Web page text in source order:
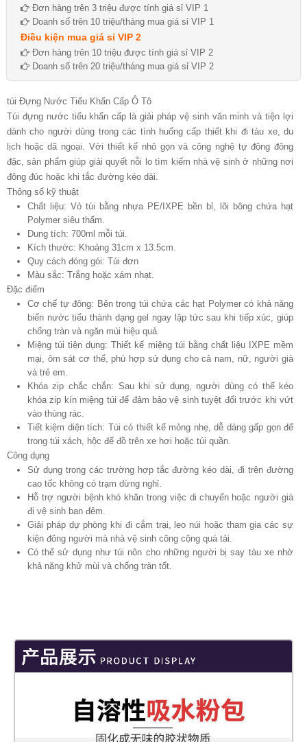
Đơn hàng trên 3 triệu được tính giá sỉ VIP 1
Doanh số trên 10 triệu/tháng mua giá sỉ VIP 1
Điều kiện mua giá sỉ VIP 2
Đơn hàng trên 10 triệu được tính giá sỉ VIP 2
Doanh số trên 20 triệu/tháng mua giá sỉ VIP 2
túi Đựng Nước Tiểu Khẩn Cấp Ô Tô
Túi đựng nước tiểu khẩn cấp là giải pháp vệ sinh văn minh và tiện lợi
dành cho người dùng trong các tình huống cấp thiết khi đi tàu xe, du
lịch hoặc dã ngoại. Với thiết kế nhỏ gọn và công nghệ tự động đông
đặc, sản phẩm giúp giải quyết nỗi lo tìm kiếm nhà vệ sinh ở những nơi
đông đúc hoặc khi tắc đường kéo dài.
Thông số kỹ thuật
Chất liệu: Vỏ túi bằng nhựa PE/IXPE bền bỉ, lõi bông chứa hạt
Polymer siêu thấm.
Dung tích: 700ml mỗi túi.
Kích thước: Khoảng 31cm x 13.5cm.
Quy cách đóng gói: Túi đơn
Màu sắc: Trắng hoặc xám nhạt.
Đặc điểm
Cơ chế tự đông: Bên trong túi chứa các hạt Polymer có khả năng
biến nước tiểu thành dạng gel ngay lập tức sau khi tiếp xúc, giúp
chống tràn và ngăn mùi hiệu quả.
Miệng túi tiện dụng: Thiết kế miệng túi bằng chất liệu IXPE mềm
mại, ôm sát cơ thể, phù hợp sử dụng cho cả nam, nữ, người già
và trẻ em.
Khóa zip chắc chắn: Sau khi sử dụng, người dùng có thể kéo
khóa zip kín miệng túi để đảm bảo vệ sinh tuyệt đối trước khi vứt
vào thùng rác.
Tiết kiệm diện tích: Túi có thiết kế mỏng nhẹ, dễ dàng gấp gọn để
trong túi xách, hộc để đồ trên xe hơi hoặc túi quần.
Công dụng
Sử dụng trong các trường hợp tắc đường kéo dài, đi trên đường
cao tốc không có trạm dừng nghỉ.
Hỗ trợ người bệnh khó khăn trong việc di chuyển hoặc người già
đi vệ sinh ban đêm.
Giải pháp dự phòng khi đi cắm trại, leo núi hoặc tham gia các sự
kiện đông người mà nhà vệ sinh công cộng quá tải.
Có thể sử dụng như túi nôn cho những người bị say tàu xe nhờ
khả năng khử mùi và chống tràn tốt.